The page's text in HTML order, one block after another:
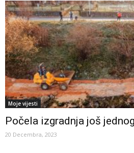
Moje vijesti
Počela izgradnja još
20 Decembra, 2023